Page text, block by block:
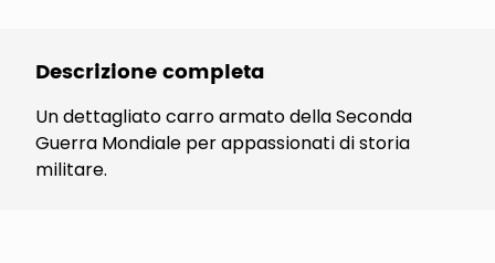
Descrizione completa
Un dettagliato carro armato della Seconda
Guerra Mondiale per appassionati di storia
militare.